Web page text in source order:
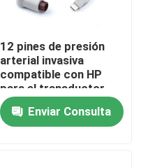
12 pines de presión
arterial invasiva
compatible con HP
para el transductor
conector USB IBP
Enviar Consulta